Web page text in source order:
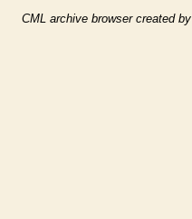
CML archive browser created by